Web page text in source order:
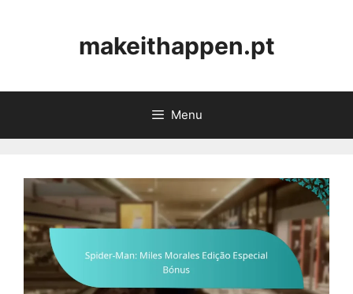
makeithappen.pt
Menu